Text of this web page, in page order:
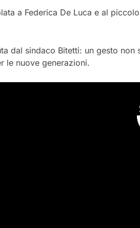
a Federica De Luca e al
dal sindaco Bitetti: un gesto non
le nuove generazioni.